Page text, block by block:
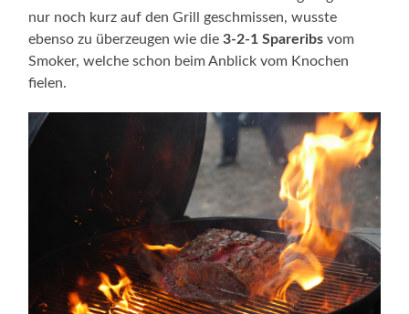
nur noch kurz auf den Grill geschmissen, wusste
ebenso zu überzeugen wie die3-2-1 Spareribs vom
Smoker, welche schon beim Anblick vom Knochen
fielen.